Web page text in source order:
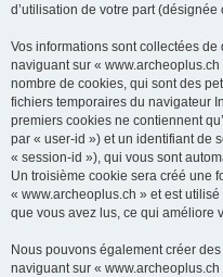
d’utilisation de votre part
Vos informations sont collectées
naviguant sur «
nombre de cookies, qui sont des
fichiers temporaires du navigateur
premiers cookies ne contiennent
par « user-id ») et un identifiant de
« session-id »), qui vous sont
Un troisième cookie sera créé une
« www.archeoplus.ch » et est
que vous avez lus, ce qui améliore
Nous pouvons également créer
naviguant sur «